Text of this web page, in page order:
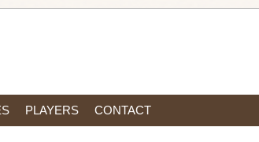
PLAYERS CONTACT